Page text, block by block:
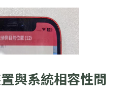
與系統相容性問